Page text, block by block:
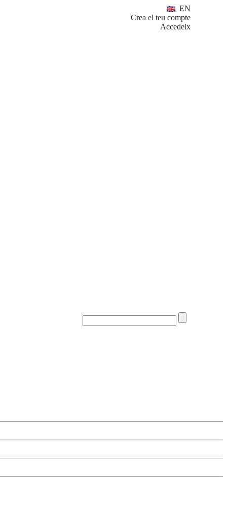
EN
Crea el teu compte
Accedeix